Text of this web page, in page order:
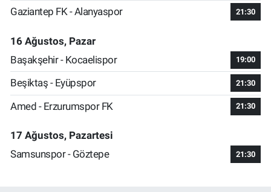
Gaziantep FK - Alanyaspor 21:30
16 Ağustos, Pazar
Başakşehir - Kocaelispor
19:00
Beşiktaş - Eyüpspor 21:30
Amed - Erzurumspor FK 21:30
17 Ağustos, Pazartesi
Samsunspor - Göztepe
21:30